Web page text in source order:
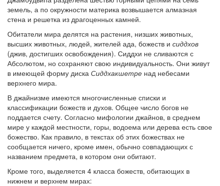
земель, а по окружности материка возвышается алмазная
стена и решетка из драгоценных камней.
Обитатели мира делятся на растения, низших животных,
высших животных, людей, жителей ада, божеств и сиддхов
(джив, достигших освобождения). Сиддхи не сливаются с
Абсолютом, но сохраняют свою индивидуальность. Они живут
в имеющей форму диска Сиддхакшетре над небесами
верхнего мира.
В джайнизме имеются многочисленные списки и
классификации божеств и духов. Общее число богов не
поддается счету. Согласно мифологии джайнов, в среднем
мире у каждой местности, горы, водоема или дерева есть свое
божество. Как правило, в текстах об этих божествах не
сообщается ничего, кроме имен, обычно совпадающих с
названием предмета, в котором они обитают.
Кроме того, выделяется 4 класса божеств, обитающих в
нижнем и верхнем мирах: